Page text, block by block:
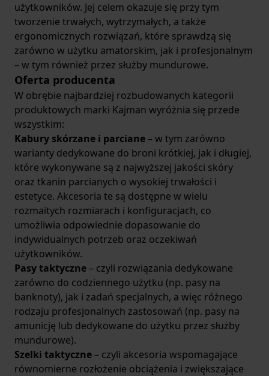
użytkowników. Jej celem okazuje się przy tym
tworzenie trwałych, wytrzymałych, a także
ergonomicznych rozwiązań, które sprawdzą się
zarówno w użytku amatorskim, jak i profesjonalnym
– w tym również przez służby mundurowe.
Oferta producenta
W obrębie najbardziej rozbudowanych kategorii
produktowych marki Kajman wyróżnia się przede
wszystkim:
Kabury skórzane i parciane – w tym zarówno
warianty dedykowane do broni krótkiej, jak i długiej,
które wykonywane są z najwyższej jakości skóry
oraz tkanin parcianych o wysokiej trwałości i
estetyce. Akcesoria te są dostępne w wielu
rozmaitych rozmiarach i konfiguracjach, co
umożliwia odpowiednie dopasowanie do
indywidualnych potrzeb oraz oczekiwań
użytkowników.
Pasy taktyczne – czyli rozwiązania dedykowane
zarówno do codziennego użytku (np. pasy na
banknoty), jak i zadań specjalnych, a więc różnego
rodzaju profesjonalnych zastosowań (np. pasy na
amunicję lub dedykowane do użytku przez służby
mundurowe).
Szelki taktyczne – czyli akcesoria wspomagające
równomierne rozłożenie obciążenia i zwiększające